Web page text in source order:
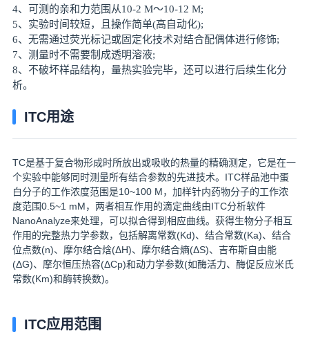
4、可测的亲和力范围从10-2 M～10-12 M;
5、实验时间较短，且操作简单(高自动化);
6、无需通过荧光标记或固定化技术对结合配偶体进行修饰;
7、测量时不需要制成透明溶液;
8、不破坏样品结构，量热实验完毕，还可以进行后续生化分
析。
ITC用途
TC是基于复合物形成时所放出或吸收的热量的精确测定，它是在一
个实验中能够同时测量所有结合参数的先进技术。ITC样品池中蛋
白分子的工作浓度范围是10~100 M，加样针内药物分子的工作浓
度范围0.5~1 mM，两者相互作用的滴定曲线由ITC分析软件
NanoAnalyze来处理，可以拟合得到相应曲线。获得生物分子相互
作用的完整热力学参数，包括解离常数(Kd)、结合常数(Ka)、结合
位点数(n)、摩尔结合焓(ΔH)、摩尔结合熵(ΔS)、吉布斯自由能
(ΔG)、摩尔恒压热容(ΔCp)和动力学参数(如酶活力、酶促反应米氏
常数(Km)和酶转换数)。
ITC应用范围